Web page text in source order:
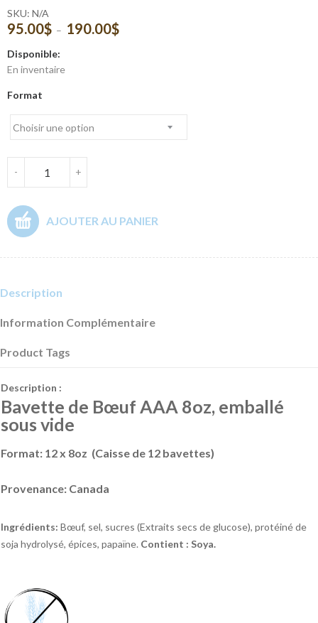
SKU: N/A
95.00$ – 190.00$
Disponible:
En inventaire
Format
- +
AJOUTER AU PANIER
Description
Information Complémentaire
Product Tags
Description :
Bavette de Bœuf AAA 8oz, emballé
sous vide
Format: 12 x 8oz (Caisse de 12 bavettes)
Provenance: Canada
Ingrédients: Bœuf, sel, sucres (Extraits secs de glucose), protéiné de
soja hydrolysé, épices, papaïne. Contient : Soya.